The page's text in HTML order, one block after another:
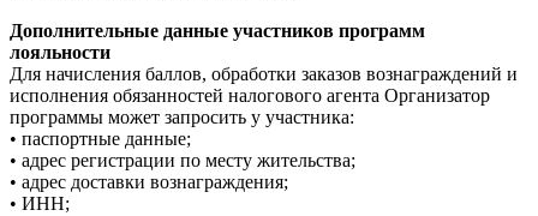
Дополнительные данные участников программ
лояльности
Для начисления баллов, обработки заказов вознаграждений и
исполнения обязанностей налогового агента Организатор
программы может запросить у участника:
• паспортные данные;
• адрес регистрации по месту жительства;
• адрес доставки вознаграждения;
• ИНН;